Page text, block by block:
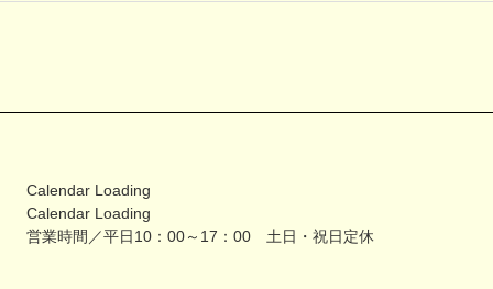
Calendar Loading
Calendar Loading
営業時間／平日10：00～17：00 土日・祝日定休